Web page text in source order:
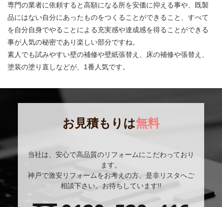
専門の業者に依頼すると高額になる所を安価に抑える事や、既製
品にはない自分にあったものをつくることができること、すべて
を自分自身でやることによる充実感や達成感を得ることができる
事が人気の秘密であり楽しい部分ですね。
素人でも試みやすい壁の補修や壁紙張替え、床の補修や張替え、
塗装の塗り直しなどが、1番人気です。
お見積もりは無料
当社は、安心で高品質のリフォームにこだわっており
ます。
神戸で激安リフォームをお考えの方、是非リスタへご
相談下さい。お待ちしています!!